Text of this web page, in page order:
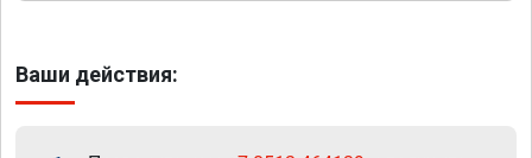
Ваши действия: